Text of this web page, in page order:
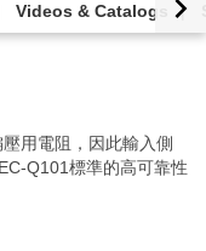
Videos & Catalogs
用電阻，因此輸入側
Q101標準的高可靠性